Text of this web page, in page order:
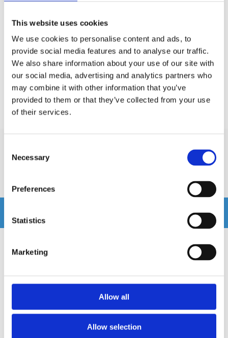
This website uses cookies
We use cookies to personalise content and ads, to
provide social media features and to analyse our traffic.
We also share information about your use of our site with
our social media, advertising and analytics partners who
may combine it with other information that you’ve
provided to them or that they’ve collected from your use
of their services.
Selection
Necessary
Preferences
Statistics
Marketing
Allow all
Allow selection
Produktinformation
SKU: Reference Pure
MPN: GZPA Reference 2PURE
EAN / GTIN: 4037072014853
Prishistorik